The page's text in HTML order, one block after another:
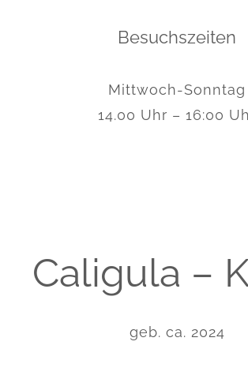
Besuchszeiten
Mittwoch-Sonntag
14.00 Uhr – 16:00
Caligula –
geb. ca. 2024